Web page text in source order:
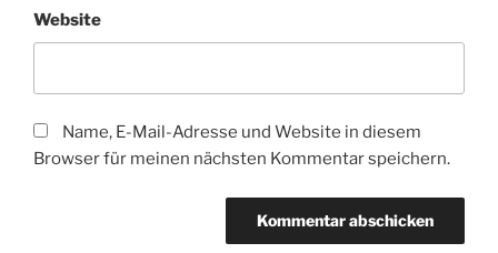
Website
Name, E-Mail-Adresse und Website in diesem
Browser für meinen nächsten Kommentar speichern.